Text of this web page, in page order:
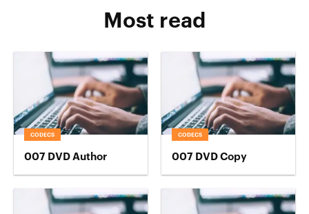
Most read
CODECS
007 DVD Author
CODECS
007 DVD Copy